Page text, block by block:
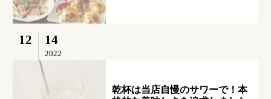
12 14
2022
乾杯は当店自慢のサワーで！本